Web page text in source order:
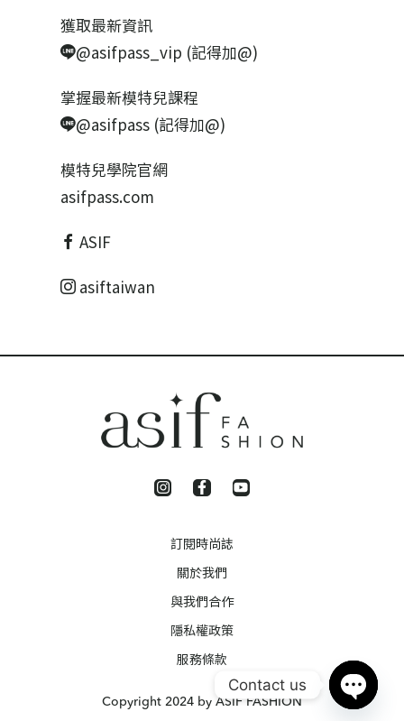
獲取最新資訊
@asifpass_vip (記得加@)
掌握最新模特兒課程
@asifpass (記得加@)
模特兒學院官網
asifpass.com
ASIF
asiftaiwan
訂閱時尚誌
關於我們
與我們合作
隱私權政策
服務條款
Copyright 2024 by ASIF FASHION
Contact us